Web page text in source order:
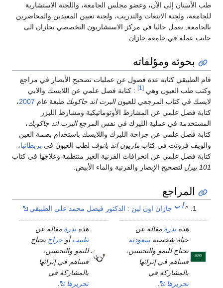
طب الأسنان إلى الآن، وعضو مجلس الجامعة، واللجنة الاستشارية
للجامعة، ولجنة الابتعاث والتدريب، ولجنة تعيين المعيدين والمحاضرين
بالجامعة, يعمل حاليا في مركز الاستشاريون التخصصي بجازان الى
جانب عمله في جامعة جازان
بحوثه ومؤلفاته
قام الطبيقي كتابة عدة فصول عن عمليات تصحيح الأبصار في مراجع
وكتب طب العيون وهي [1]
: كتابة فصل علمي عن اللايسك والابي
لايسك في كتاب المرجعي للعيونالبرت اند جاكوبك طبعة عام 2007،
كتابة فصل علمي عن المشارط الأوتوماتيكية ومشارط الليزر
المستخدمة في عملية الليزك في نفس المرجعالبرت اند جاكوبك،
كتابة فصل علمي عن جراحة الليزك واللايسك باستخدام بصمة العين
والويف فرونت في كتاب ماريون اند يانوف لطب العيون في بريطانيا،
كتابة فصل علمي عن انحرافات القرنية الغير منتظمة وعلاجها في كتاب
101 بيرل
لتصحيح الإبصار والقرنية والماء الأبيض.
المراجع
^أ ب جازان اون لين : الدكتور فيصل محمد علي الطبيقي
هذه بذرة مقالة عن
حياة شخصية سعودية
تحتاج للنمو والتحسين،
فساهم في إثرائها
بالمشاركة في
تحريرها
هذه بذرة مقالة عن
طبيبأو جراح تحتاج
للنمو والتحسين،
فساهم في إثرائها
بالمشاركة في
تحريرها